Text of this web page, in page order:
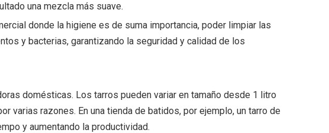
una mezcla más suave.
donde la higiene es de suma importancia, poder limpiar las
y bacterias, garantizando la seguridad y calidad de los
domésticas. Los tarros pueden variar en tamaño desde 1 litro
varias razones. En una tienda de batidos, por ejemplo, un tarro de
y aumentando la productividad.